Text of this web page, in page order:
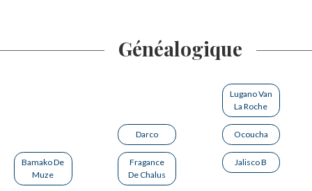
Généalogique
Lugano Van
La Roche
Darco Ocoucha
Bamako De
Muze
Fragance
De Chalus
Jalisco B